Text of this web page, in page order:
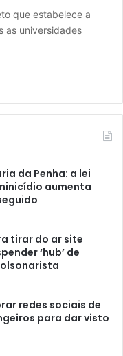
que estabelece a
as universidades
da Penha: a lei
aumenta
tirar do ar site
‘hub’ de
redes sociais de
para dar visto